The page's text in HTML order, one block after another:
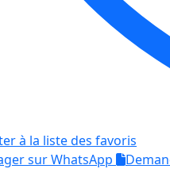
à la liste des favoris
sur WhatsApp